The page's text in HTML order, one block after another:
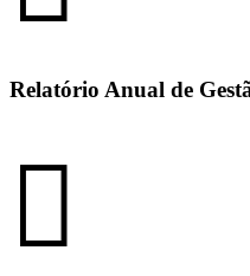
Relatório Anual de